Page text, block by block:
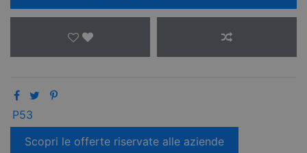
P53
Scopri le offerte riservate alle aziende